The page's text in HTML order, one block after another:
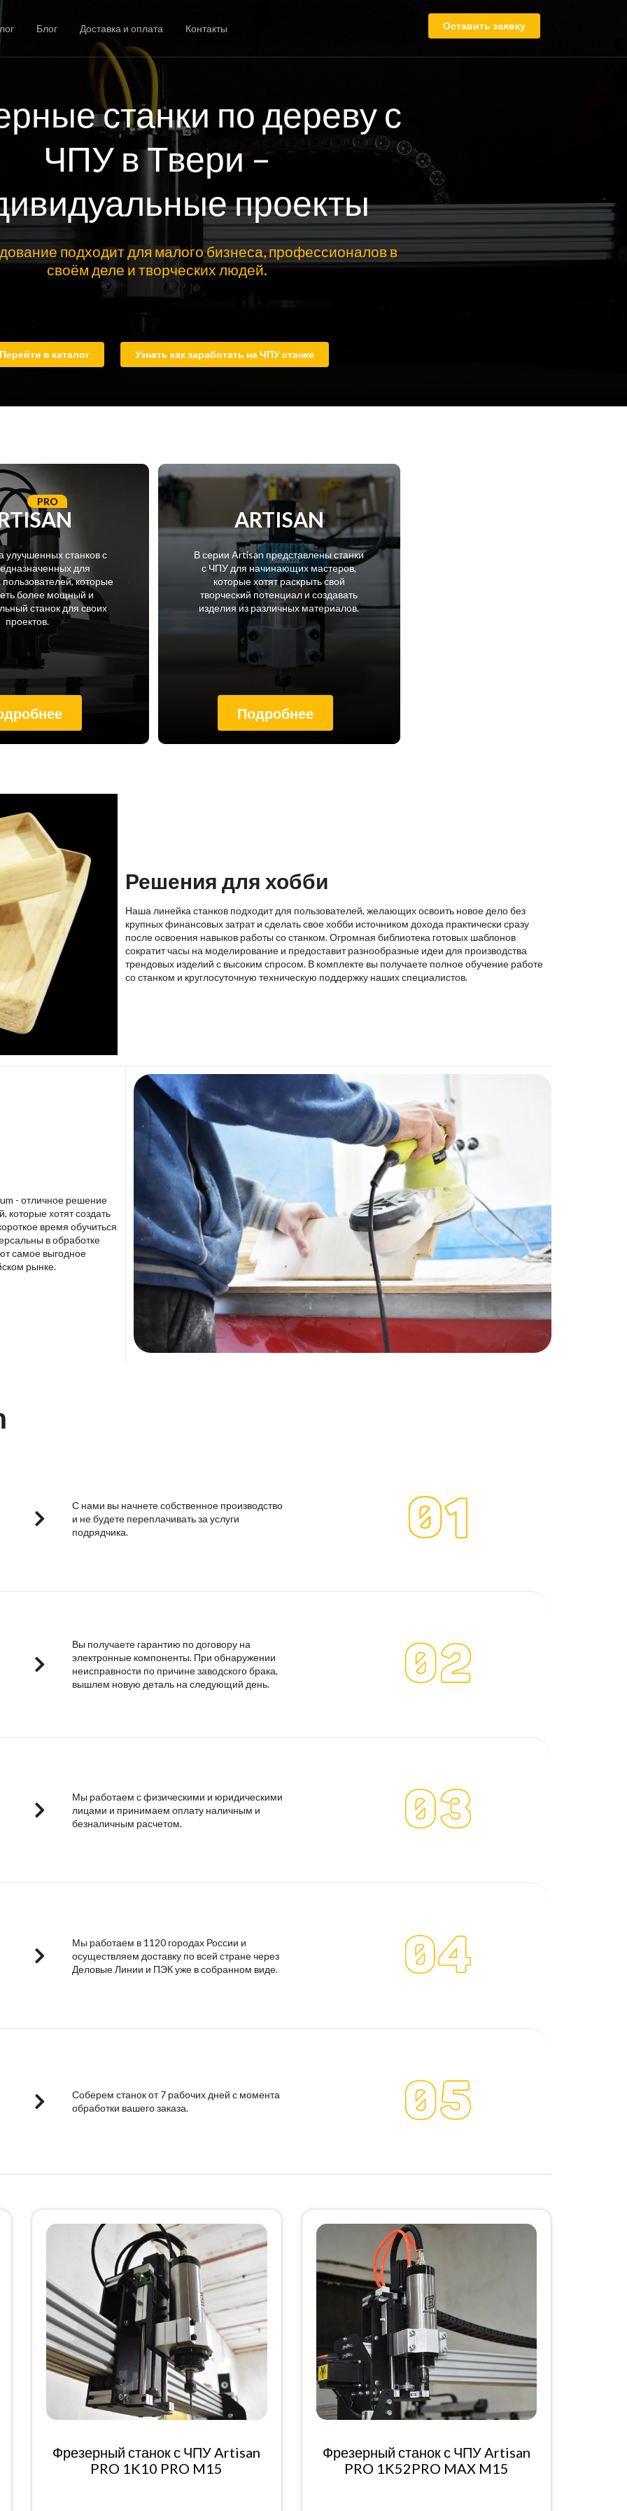
Блог Доставка и оплата Контакты Оставить заявку
станки по дереву с
ЧПУ в Твери –
проекты
подходит для малого бизнеса, профессионалов в
своём деле и творческих людей.
Перейти в каталог Узнать как заработать на ЧПУ станке
PRO
улучшенных станков с
для
которые
более мощный и
станок для своих
проектов.
ARTISAN
В серии Artisan представлены станки
с ЧПУ для начинающих мастеров,
которые хотят раскрыть свой
творческий потенциал и создавать
изделия из различных материалов.
Подробнее
Решения для хобби
Наша линейка станков подходит для пользователей, желающих освоить новое дело без
крупных финансовых затрат и сделать свое хобби источником дохода практически сразу
после освоения навыков работы со станком. Огромная библиотека готовых шаблонов
сократит часы на моделирование и предоставит разнообразные идеи для производства
трендовых изделий с высоким спросом. В комплекте вы получаете полное обучение работе
со станком и круглосуточную техническую поддержку наших специалистов.
- отличное решение
хотят создать
время обучиться
в обработке
самое выгодное
рынке.
С нами вы начнете собственное производство
и не будете переплачивать за услуги
подрядчика.
Вы получаете гарантию по договору на
электронные компоненты. При обнаружении
неисправности по причине заводского брака,
вышлем новую деталь на следующий день.
Мы работаем с физическими и юридическими
лицами и принимаем оплату наличным и
безналичным расчетом.
Мы работаем в 1120 городах России и
осуществляем доставку по всей стране через
Деловые Линии и ПЭК уже в собранном виде.
Соберем станок от 7 рабочих дней с момента
обработки вашего заказа.
Фрезерный станок с ЧПУ Artisan
PRO 1K10 PRO M15
Фрезерный станок с ЧПУ Artisan
PRO 1K52PRO MAX M15